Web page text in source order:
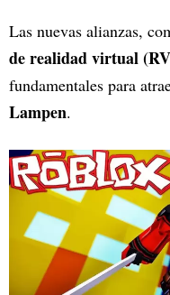
Las nuevas alianzas,
de realidad virtual
fundamentales para
Lampen.